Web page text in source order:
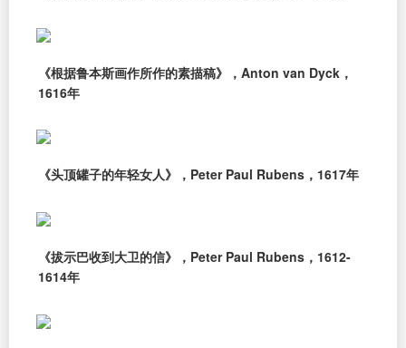
《根据鲁本斯画作所作的素描稿》，Anton van Dyck，
1616年
《头顶罐子的年轻女人》，Peter Paul Rubens，1617年
《拔示巴收到大卫的信》，Peter Paul Rubens，1612-
1614年